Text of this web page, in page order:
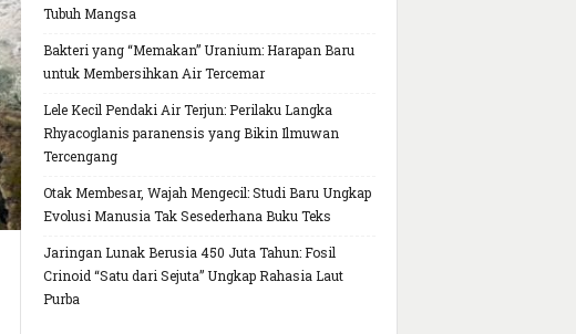
Tubuh Mangsa
Bakteri yang “Memakan” Uranium: Harapan Baru
untuk Membersihkan Air Tercemar
Lele Kecil Pendaki Air Terjun: Perilaku Langka
Rhyacoglanis paranensis yang Bikin Ilmuwan
Tercengang
Otak Membesar, Wajah Mengecil: Studi Baru Ungkap
Evolusi Manusia Tak Sesederhana Buku Teks
Jaringan Lunak Berusia 450 Juta Tahun: Fosil
Crinoid “Satu dari Sejuta” Ungkap Rahasia Laut
Purba